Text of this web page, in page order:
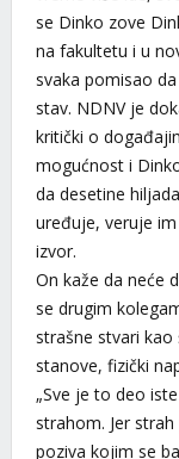
se Dinko zove
na fakultetu i u
svaka pomisao
stav. NDNV je
kritički o
mogućnost i
da desetine
uređuje, veruje
izvor.
On kaže da neće
se drugim
strašne stvari
stanove, fizički
„Sve je to deo
strahom. Jer
poziva kojim se